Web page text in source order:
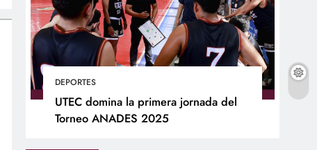
DEPORTES
UTEC domina la primera jornada del
Torneo ANADES 2025